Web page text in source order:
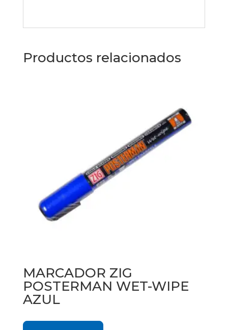
Productos relacionados
MARCADOR ZIG
POSTERMAN WET-WIPE
AZUL